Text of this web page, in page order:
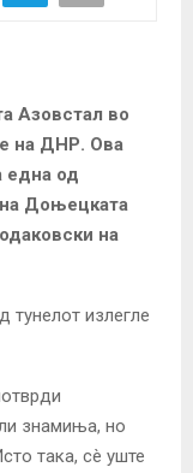
Азовстал во
на ДНР. Ова
една од
Доњецката
на
тунелот излегле
знамиња, но
така, сè уште